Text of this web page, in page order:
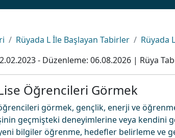
Rüyada L İle Başlayan Tabirler
Rüyada
- Düzenleme: 06.08.2026 | Rüya
Öğrencileri Görmek
görmek, gençlik, enerji ve
geçmişteki deneyimlerine veya kendini
bilgiler öğrenme, hedefler belirleme ve